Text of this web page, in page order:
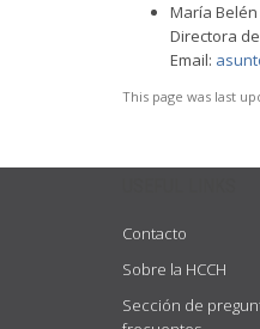
María
Directora
Email:
This page was last
Contacto
Sobre la HCCH
Sección de